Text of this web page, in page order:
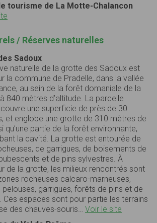
tourisme de La Motte-Chalancon
/ Réserves naturelles
Sadoux
naturelle de la grotte des Sadoux est
la commune de Pradelle, dans la vallée
au sein de la forêt domaniale de la
840 mètres d’altitude. La parcelle
une superficie de près de 30
et englobe une grotte de 310 mètres de
qu’une partie de la forêt environnante,
la cavité. La grotte est entourée de
de garrigues, de boisements de
et de pins sylvestres. À
de la grotte, les milieux rencontrés sont
rocheuses calcaro-marneuses,
pelouses, garrigues, forêts de pins et de
Ces espaces sont pour partie les terrains
des chauves-souris… Voir le site